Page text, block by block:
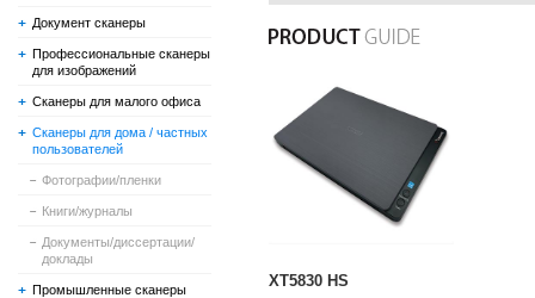
Документ сканеры
Профессиональные сканеры
для изображений
Сканеры для малого офиса
Сканеры для дома / частных
пользователей
Фотографии/пленки
Книги/журналы
Документы/диссертации/
доклады
Промышленные сканеры XT5830 HS